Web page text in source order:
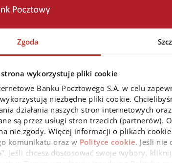
Zgoda
wykorzystuje pliki cookie
Banku Pocztowego S.A. w celu
wykorzystują niezbędne pliki cookie.
działania naszych stron internetowych
są przez usługi stron trzecich
nie zgody. Więcej informacji o plikach
komunikatu oraz w Polityce cookie. Jeśli nie
Jeśli chcesz dostosować swoje wybory,
Banku jest adres Centrali Banku
Bank Pocztowy S.A.
ul. Puławska 111
Pokaż na mapie